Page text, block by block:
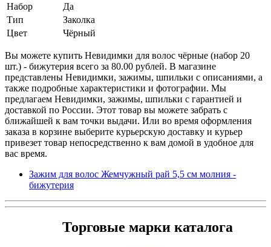
Набор
Да
Тип
Заколка
Цвет
Чёрный
Вы можете купить Невидимки для волос чёрные (набор 20
шт.) - бижутерия всего за 80.00 рублей. В магазине
представлены Невидимки, зажимы, шпильки с описаниями, а
также подробные характеристики и фотографии. Мы
предлагаем Невидимки, зажимы, шпильки с гарантией и
доставкой по России. Этот товар вы можете забрать с
ближайшей к вам точки выдачи. Или во время оформления
заказа в корзине выберите курьерскую доставку и курьер
привезет товар непосредственно к вам домой в удобное для
вас время.
Зажим для волос Жемчужный рай 5,5 см молния -
бижутерия
Торговые марки каталога